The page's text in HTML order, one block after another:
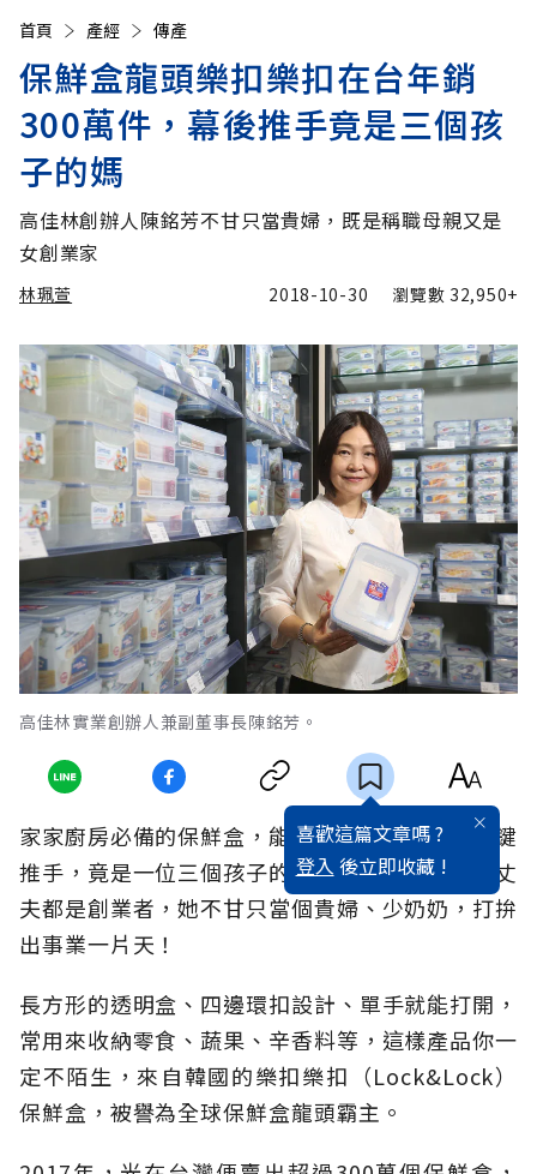
首頁 產經 傳產
保鮮盒龍頭樂扣樂扣在台年銷
300萬件，幕後推手竟是三個孩
子的媽
高佳林創辦人陳銘芳不甘只當貴婦，既是稱職母親又是
女創業家
林珮萱 2018-10-30 瀏覽數 32,950+
高佳林實業創辦人兼副董事長陳銘芳。
喜歡這篇文章嗎 ?
登入 後立即收藏 !
家家廚房必備的保鮮盒，能在台熱銷十多年的關鍵
推手，竟是一位三個孩子的媽媽創業家。父親和丈
夫都是創業者，她不甘只當個貴婦、少奶奶，打拚
出事業一片天！
長方形的透明盒、四邊環扣設計、單手就能打開，
常用來收納零食、蔬果、辛香料等，這樣產品你一
定不陌生，來自韓國的樂扣樂扣（Lock&Lock）
保鮮盒，被譽為全球保鮮盒龍頭霸主。